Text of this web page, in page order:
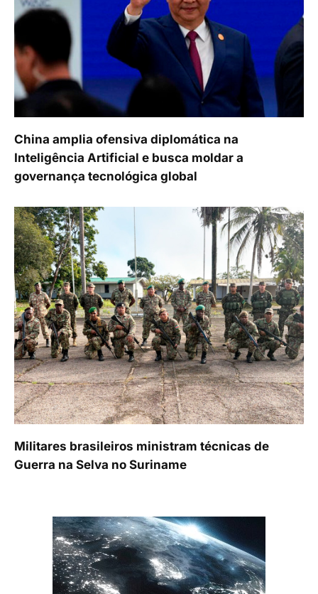
China amplia ofensiva diplomática na
Inteligência Artificial e busca moldar a
governança tecnológica global
Militares brasileiros ministram técnicas de
Guerra na Selva no Suriname